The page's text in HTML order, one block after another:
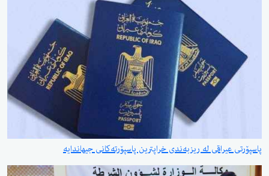
پاسپۆرتی عیراقی لە ریزبەندی خراپترین پاسپۆرتەکانی جیهاندایە